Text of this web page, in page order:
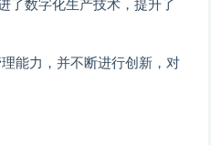
了数字化生产技术，提升了
能力，并不断进行创新，对